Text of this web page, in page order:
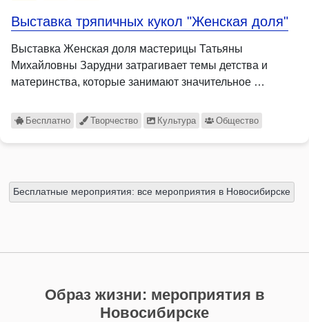
Выставка тряпичных кукол "Женская доля"
Выставка Женская доля мастерицы Татьяны
Михайловны Зарудни затрагивает темы детства и
материнства, которые занимают значительное …
Бесплатно Творчество Культура Общество
Бесплатные мероприятия: все мероприятия в Новосибирске
Образ жизни: мероприятия в
Новосибирске